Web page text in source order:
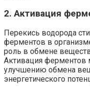
2. Активация
Перекись водорода
ферментов в
роль в обмене
Активация ферментов
улучшению обмена
энергетического